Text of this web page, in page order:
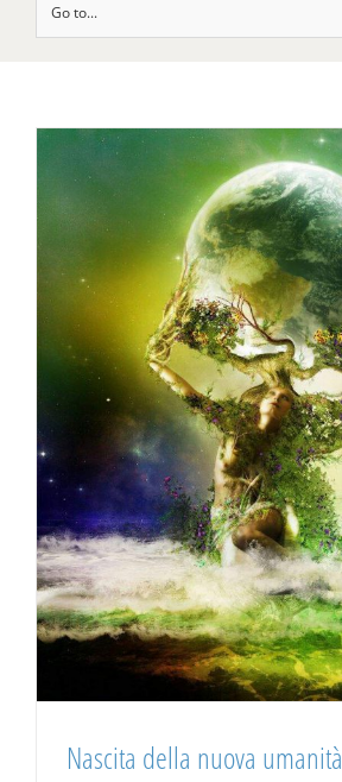
Go to...
Nascita della nuova umanità